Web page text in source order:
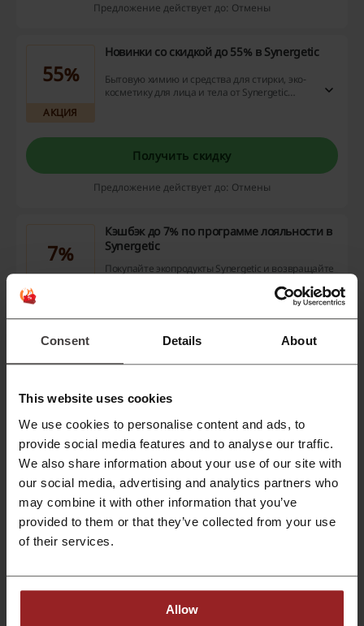
Consent Details About
This website uses cookies
We use cookies to personalise content and ads, to
provide social media features and to analyse our traffic.
We also share information about your use of our site with
our social media, advertising and analytics partners who
may combine it with other information that you’ve
provided to them or that they’ve collected from your use
of their services.
Allow
Предложение действует до: Отмены
55%
АКЦИЯ
Новинки со скидкой до 55% в Synergetic
Бытовую химию и средства для стирки, эко-
косметику для лица и тела от Synergetic
Получить скидку
Предложение действует до: Отмены
7%
Кэшбэк до 7% по программе лояльности в
Synergetic
Покупайте экопродукты Synergetic и возвращайте
Получить скидку
Предложение действует до: Отмены
АКЦИЯ
В зависимости от города в Synergetic
действует бесплатная доставка заказов на
сумму 2500 или 3500 ₽.
Получить скидку
Предложение действует до: Отмены